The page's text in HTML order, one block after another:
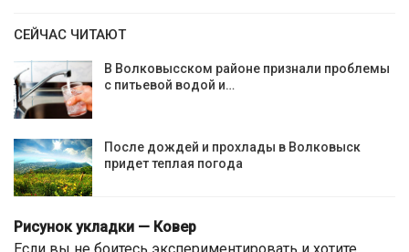
СЕЙЧАС ЧИТАЮТ
В Волковысском районе признали проблемы
с питьевой водой и…
После дождей и прохлады в Волковыск
придет теплая погода
Рисунок укладки — Ковер